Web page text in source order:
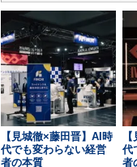
【見城徹×藤田晋】AI時
代でも変わらない経営
者の本質
代
者